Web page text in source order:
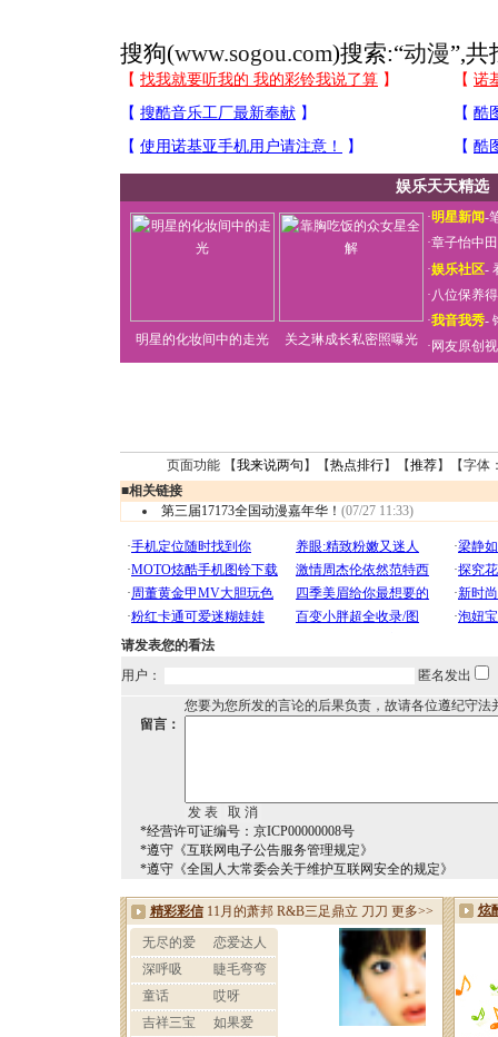
搜狗(www.sogou.com)搜索:“动漫”,共
娱乐天天精选
明星的化妆间中的走光 关之琳成长私密照曝光
·明星新闻-
·章子怡中
·娱乐社区-
·八位保养
·我音我秀-
· 网友原创
页面功能 【我来说两句 】【热点排行】【推荐】【字体
■相关链接
第三届17173全国动漫嘉年华！ (07/27 11:33)
请发表您的看法
用户：
匿名发出
您要为您所发的言论的后果负责，故请各位遵纪守法
留言：
*经营许可证编号：京ICP00000008号
*遵守《互联网电子公告服务管理规定》
*遵守《全国人大常委会关于维护互联网安全的规定》